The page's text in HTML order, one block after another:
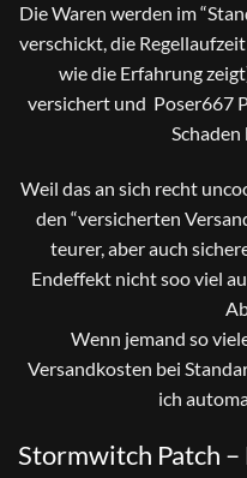
Die Waren werden im
verschickt, die
wie die Erfahrung
versichert und Poser667
Weil das an sich recht
den “versicherten
teurer, aber auch
Endeffekt nicht soo viel
Wenn jemand so
Versandkosten bei
ich
Stormwitch Patch